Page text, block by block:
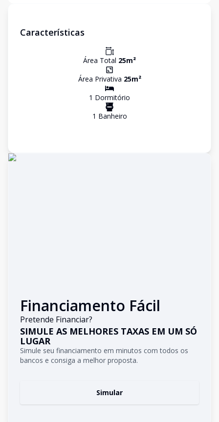
Características
Área Total 25m²
Área Privativa 25m²
1 Dormitório
1 Banheiro
Financiamento Fácil
Pretende Financiar?
SIMULE AS MELHORES TAXAS EM UM SÓ
LUGAR
Simule seu financiamento em minutos com todos os
bancos e consiga a melhor proposta.
Simular